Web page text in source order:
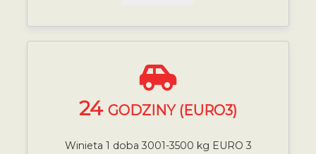
24 GODZINY (EURO3)
Winieta 1 doba 3001-3500 kg EURO 3